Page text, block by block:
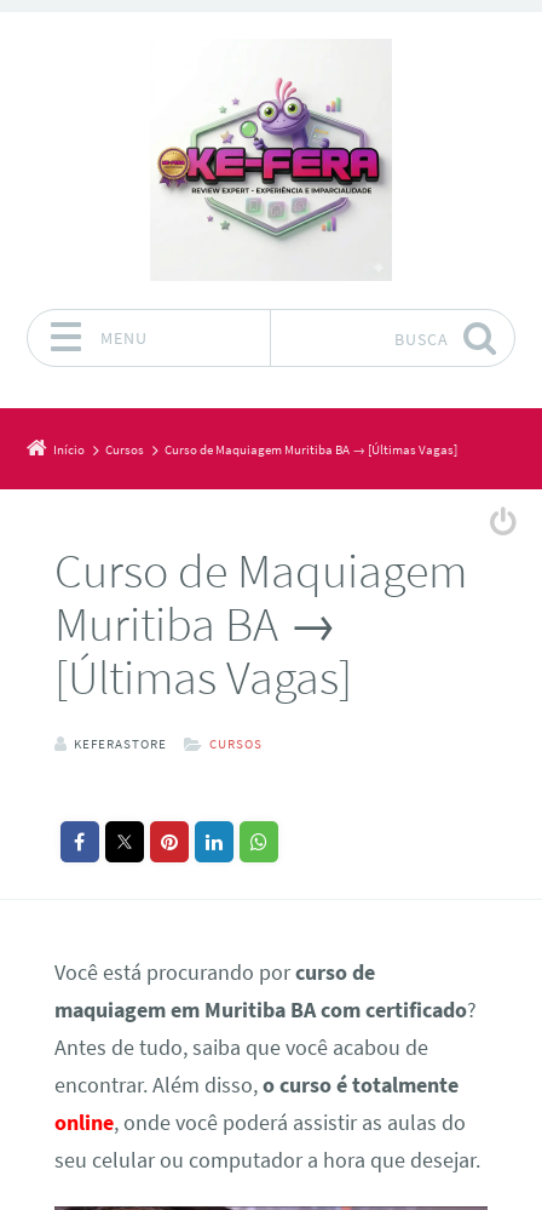
MENU BUSCA
Início Cursos Curso de Maquiagem Muritiba BA → [Últimas Vagas]
Curso de Maquiagem
Muritiba BA →
[Últimas Vagas]
KEFERASTORE CURSOS
Você está procurando porcurso de
maquiagem em Muritiba BA com certificado?
Antes de tudo, saiba que você acabou de
encontrar. Além disso,o curso é totalmente
online, onde você poderá assistir as aulas do
seu celular ou computador a hora que desejar.